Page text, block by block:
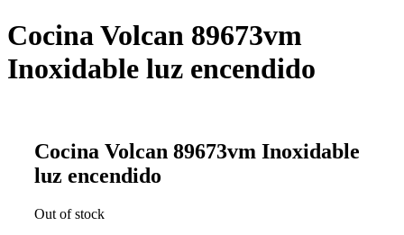
Cocina Volcan 89673vm
Inoxidable luz encendido
Cocina Volcan 89673vm Inoxidable
luz encendido
Out of stock